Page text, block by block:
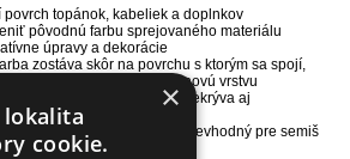
povrch topánok, kabeliek a doplnkov
pôvodnú farbu sprejovaného materiálu
úpravy a dekorácie
zostáva skôr na povrchu s ktorým sa spojí,
prefarbí, sprej vytvorí novú vrstvu
jednej vrstvy tento sprej prekrýva aj
povrchu
prírodnej kože a koženky, nevhodný pre semiš
×
lokalita
cookie.